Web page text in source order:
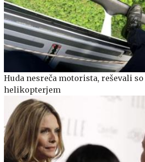
Huda nesreča motorista, reševali
helikopterjem